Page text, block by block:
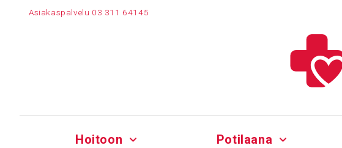
Asiakaspalvelu 03 311 64145
Hoitoon Potilaana